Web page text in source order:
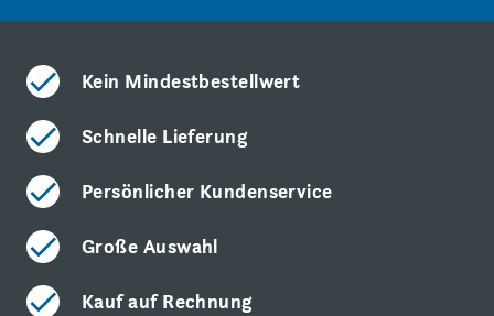
Kein Mindestbestellwert
Schnelle Lieferung
Persönlicher Kundenservice
Große Auswahl
Kauf auf Rechnung